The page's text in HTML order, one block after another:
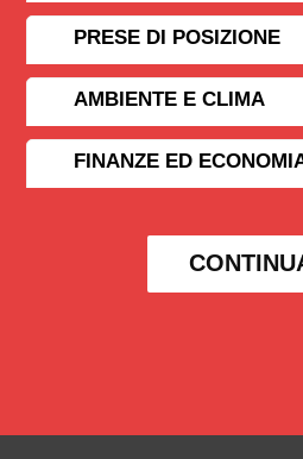
PRESE DI POSIZIONE
AMBIENTE E CLIMA
FINANZE ED